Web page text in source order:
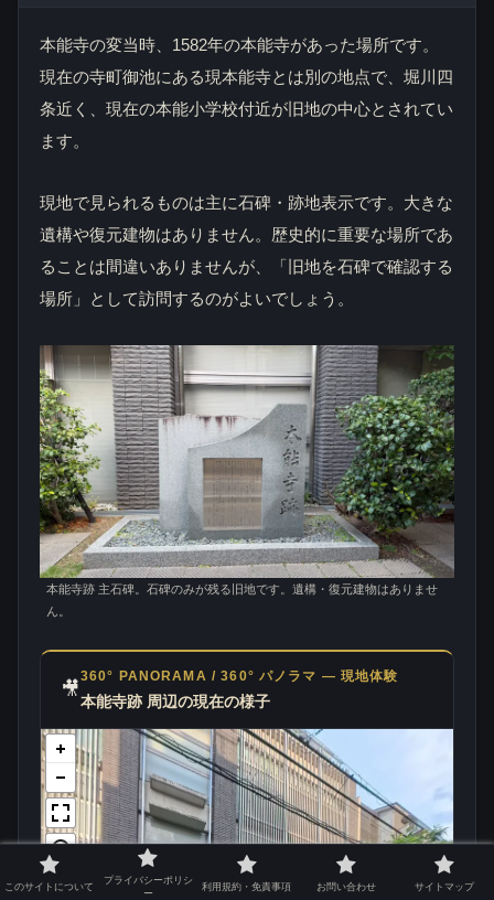
本能寺の変当時、1582年の本能寺があった場所です。
現在の寺町御池にある現本能寺とは別の地点で、堀川四
条近く、現在の本能小学校付近が旧地の中心とされてい
ます。
現地で見られるものは主に石碑・跡地表示です。大きな
遺構や復元建物はありません。歴史的に重要な場所であ
ることは間違いありませんが、「旧地を石碑で確認する
場所」として訪問するのがよいでしょう。
本能寺跡 主石碑。石碑のみが残る旧地です。遺構・復元建物はありませ
ん。
🎥
360° PANORAMA / 360° パノラマ — 現地体験
本能寺跡 周辺の現在の様子
このサイトについて
プライバシーポリシ
ー
利用規約・免責事項 お問い合わせ サイトマップ